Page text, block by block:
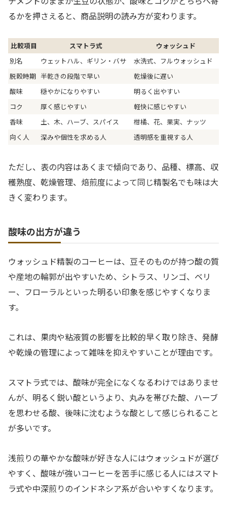
るかを押さえると、商品説明の読み方が変わります。
比較項目 スマトラ式
ウォッシュド
別名
ウェットハル、ギリン・バサ
水洗式、フルウォッシュド
脱穀時期 半乾きの段階で早い
乾燥後に遅い
酸味
穏やかになりやすい
明るく出やすい
コク
厚く感じやすい
軽快に感じやすい
香味
土、木、ハーブ、スパイス
柑橘、花、果実、ナッツ
向く人
深みや個性を求める人 透明感を重視する人
ただし、表の内容はあくまで傾向であり、品種、標高、収
穫熟度、乾燥管理、焙煎度によって同じ精製名でも味は大
きく変わります。
酸味の出方が違う
ウォッシュド精製のコーヒーは、豆そのものが持つ酸の質
や産地の輪郭が出やすいため、シトラス、リンゴ、ベリ
ー、フローラルといった明るい印象を感じやすくなりま
す。
これは、果肉や粘液質の影響を比較的早く取り除き、発酵
や乾燥の管理によって雑味を抑えやすいことが理由です。
スマトラ式では、酸味が完全になくなるわけではありませ
んが、明るく鋭い酸というより、丸みを帯びた酸、ハーブ
を思わせる酸、後味に沈むような酸として感じられること
が多いです。
浅煎りの華やかな酸味が好きな人にはウォッシュドが選び
やすく、酸味が強いコーヒーを苦手に感じる人にはスマト
ラ式や中深煎りのインドネシア系が合いやすくなります。